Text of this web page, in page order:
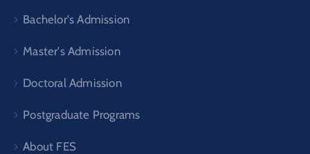
Bachelor's Admission
Master's Admission
Doctoral Admission
Postgraduate Programs
About FES